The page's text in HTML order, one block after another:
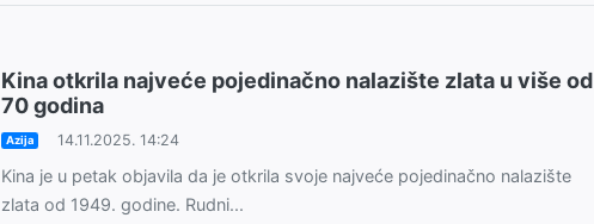
Kina otkrila najveće pojedinačno nalazište zlata u više od
70 godina
Azija 14.11.2025. 14:24
Kina je u petak objavila da je otkrila svoje najveće pojedinačno nalazište
zlata od 1949. godine. Rudni...